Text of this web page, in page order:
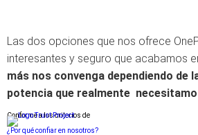
Las dos opciones que nos ofrece
interesantes y seguro que acabamos
más nos convenga dependiendo de
potencia que realmente
Conforme a los criterios de
¿Por qué confiar en nosotros?